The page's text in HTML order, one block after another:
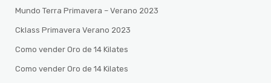
Mundo Terra Primavera – Verano 2023
Cklass Primavera Verano 2023
Como vender Oro de 14 Kilates
Como vender Oro de 14 Kilates